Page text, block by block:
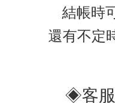
結帳時
還有不定
◈客